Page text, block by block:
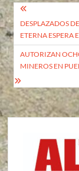
de
entradas
DESPLAZADOS
ETERNA ESPERA
AUTORIZAN
MINEROS EN